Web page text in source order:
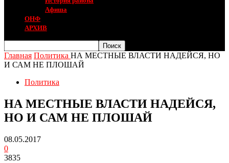
Афиша
ОНФ
АРХИВ
Главная Политика НА МЕСТНЫЕ ВЛАСТИ НАДЕЙСЯ, НО
И САМ НЕ ПЛОШАЙ
Политика
НА МЕСТНЫЕ ВЛАСТИ НАДЕЙСЯ,
НО И САМ НЕ ПЛОШАЙ
08.05.2017
0
3835